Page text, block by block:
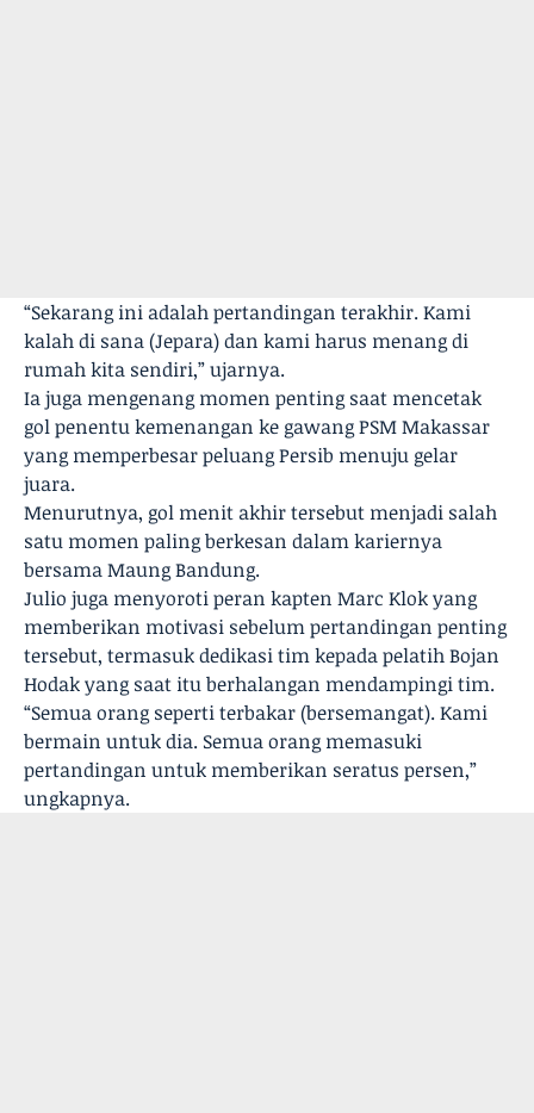
“Sekarang ini adalah pertandingan terakhir. Kami
kalah di sana (Jepara) dan kami harus menang di
rumah kita sendiri,” ujarnya.
Ia juga mengenang momen penting saat mencetak
gol penentu kemenangan ke gawang PSM Makassar
yang memperbesar peluang Persib menuju gelar
juara.
Menurutnya, gol menit akhir tersebut menjadi salah
satu momen paling berkesan dalam kariernya
bersama Maung Bandung.
Julio juga menyoroti peran kapten Marc Klok yang
memberikan motivasi sebelum pertandingan penting
tersebut, termasuk dedikasi tim kepada pelatih Bojan
Hodak yang saat itu berhalangan mendampingi tim.
“Semua orang seperti terbakar (bersemangat). Kami
bermain untuk dia. Semua orang memasuki
pertandingan untuk memberikan seratus persen,”
ungkapnya.